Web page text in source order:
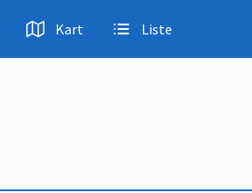
Kart Liste